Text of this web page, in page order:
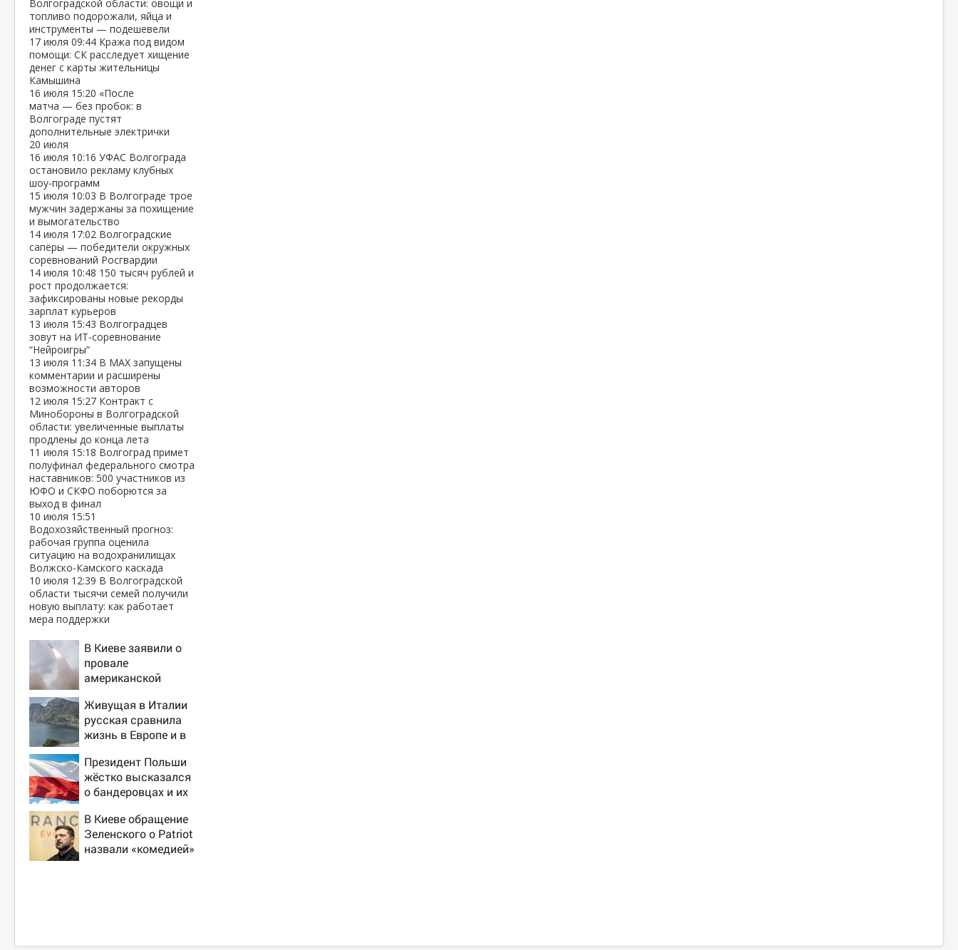
Волгоградской области: овощи и
топливо подорожали, яйца и
инструменты — подешевели
17 июля 09:44 Кража под видом
помощи: СК расследует хищение
денег с карты жительницы
Камышина
16 июля 15:20 «После
матча — без пробок: в
Волгограде пустят
дополнительные электрички
20 июля
16 июля 10:16 УФАС Волгограда
остановило рекламу клубных
шоу‑программ
15 июля 10:03 В Волгограде трое
мужчин задержаны за похищение
и вымогательство
14 июля 17:02 Волгоградские
сапёры — победители окружных
соревнований Росгвардии
14 июля 10:48 150 тысяч рублей и
рост продолжается:
зафиксированы новые рекорды
зарплат курьеров
13 июля 15:43 Волгоградцев
зовут на ИТ‑соревнование
“Нейроигры”
13 июля 11:34 В МАХ запущены
комментарии и расширены
возможности авторов
12 июля 15:27 Контракт с
Минобороны в Волгоградской
области: увеличенные выплаты
продлены до конца лета
11 июля 15:18 Волгоград примет
полуфинал федерального смотра
наставников: 500 участников из
ЮФО и СКФО поборются за
выход в финал
10 июля 15:51
Водохозяйственный прогноз:
рабочая группа оценила
ситуацию на водохранилищах
Волжско‑Камского каскада
10 июля 12:39 В Волгоградской
области тысячи семей получили
новую выплату: как работает
мера поддержки
В Киеве заявили о
провале
американской
лучника» против
России
Живущая в Италии
русская сравнила
жизнь в Европе и в
Президент Польши
жёстко высказался
о бандеровцах и их
В Киеве обращение
Зеленского о Patriot
назвали «комедией»